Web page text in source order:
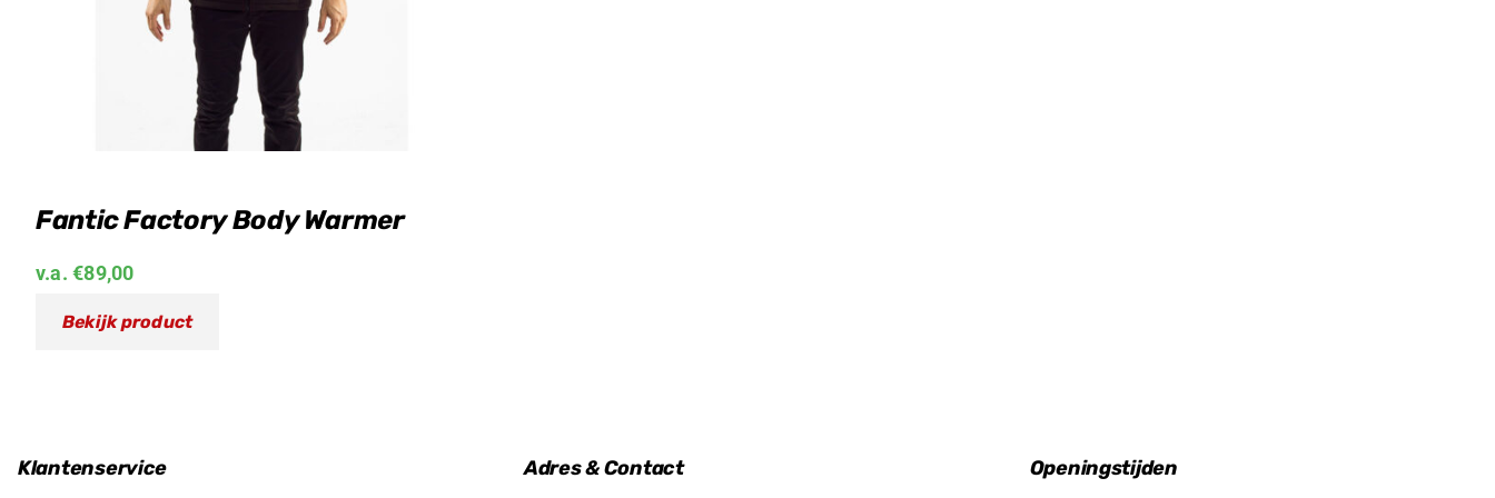
Fantic Factory Body Warmer
v.a.€89,00
Bekijk product
Klantenservice Adres & Contact Openingstijden